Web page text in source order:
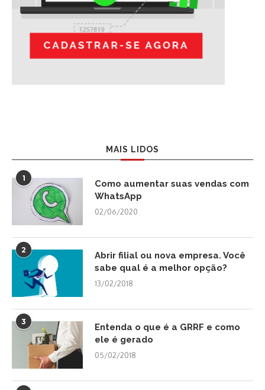
MAIS LIDOS
1
Como aumentar suas vendas com
WhatsApp
02/06/2020
2
Abrir filial ou nova empresa. Você
sabe qual é a melhor opção?
13/02/2018
3
Entenda o que é a GRRF e como
ele é gerado
05/02/2018